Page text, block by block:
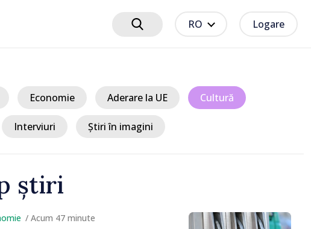
RO Logare
Economie Aderare la UE Cultură
Interviuri Știri în imagini
știri
/ Acum 1 oră